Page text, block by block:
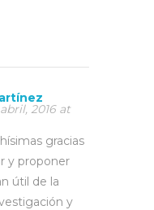
abril, 2016 at
gracias
y proponer
útil de la
y